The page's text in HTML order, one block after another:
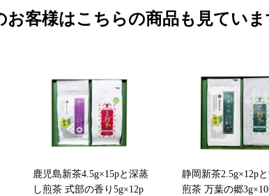
お客様はこちらの商品も見ていま
鹿児島新茶4.5g×15pと深蒸
し煎茶 式部の香り5g×12p
静岡新茶2.5g×12p
煎茶 万葉の郷